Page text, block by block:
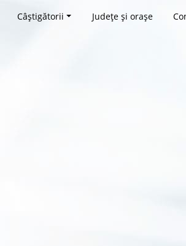
Câștigătorii Județe și orașe